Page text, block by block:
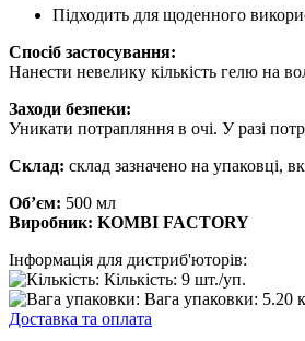
Підходить для щоденного
Спосіб застосування:
Нанести невелику кількість гелю на
Заходи безпеки:
Уникати потрапляння в очі. У разі
Склад: склад зазначено на упаковці,
Об’єм: 500 мл
Виробник: KOMBI FACTORY
Інформація для дистриб'юторів:
Кількість: 9 шт./уп.
Вага упаковки: 5.20
Доставка та оплата